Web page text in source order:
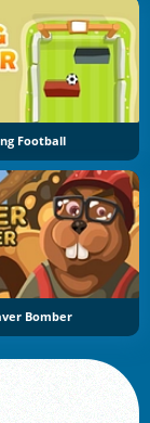
Football
Bomber